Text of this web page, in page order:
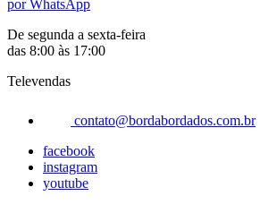
por WhatsApp
De segunda a sexta-feira
das 8:00 às 17:00
Televendas
contato@bordabordados.com.br
facebook
instagram
youtube